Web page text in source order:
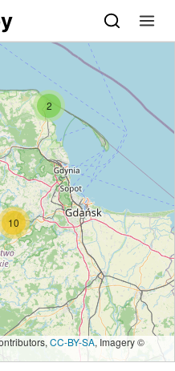
10
2
CC-BY-SA, Imagery ©